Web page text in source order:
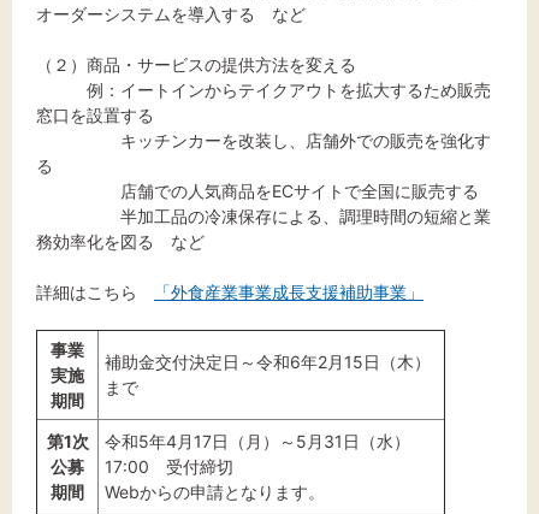
オーダーシステムを導入する など
（２）商品・サービスの提供方法を変える
例：イートインからテイクアウトを拡大するため販売
窓口を設置する
キッチンカーを改装し、店舗外での販売を強化す
る
店舗での人気商品をECサイトで全国に販売する
半加工品の冷凍保存による、調理時間の短縮と業
務効率化を図る など
詳細はこちら 「外食産業事業成長支援補助事業」
事業
実施
期間
補助金交付決定日～令和6年2月15日（木）
まで
第1次
公募
期間
令和5年4月17日（月）～5月31日（水）
17:00 受付締切
Webからの申請となります。